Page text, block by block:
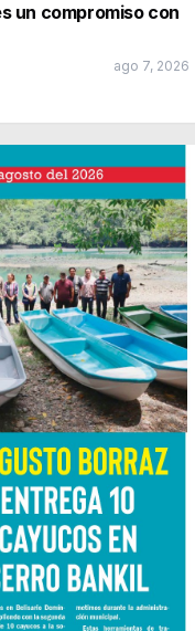
un compromiso con
ago 7, 2026